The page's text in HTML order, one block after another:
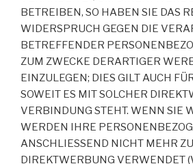
BETREIBEN, SO HABEN SIE DAS
WIDERSPRUCH GEGEN DIE
BETREFFENDER
ZUM ZWECKE DERARTIGER
EINZULEGEN; DIES GILT AUCH
SOWEIT ES MIT SOLCHER
VERBINDUNG STEHT. WENN SIE
WERDEN IHRE
ANSCHLIESSEND NICHT MEHR
DIREKTWERBUNG VERWENDET